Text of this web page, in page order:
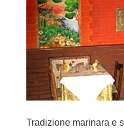
Tradizione marinara e